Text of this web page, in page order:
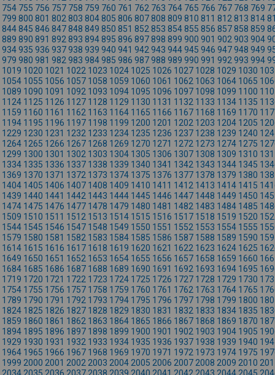
754 755 756 757 758 759 760 761 762 763 764 765 766 767 768 769
799 800 801 802 803 804805 806 807808 809 810 811 812 813 814
844845 846 847848 849 850 851 852 853 854855 856 857858 859
889 890 891 892 893 894895 896 897898 899 900 901 902 903 904
934935 936 937938 939 940 941 942 943 944945 946 947948 949
979 980 981 982 983 984985 986 987988 989 990 991 992 993 994
1019 1020 1021 1022 1023 1024 1025 1026 1027 1028 1029 1030
1054 1055 1056 1057 1058 1059 1060 1061 1062 1063 1064 1065
1089 1090 1091 1092 1093 1094 1095 1096 1097 1098 1099 1100
1124 1125 1126 1127 1128 1129 1130 1131 1132 1133 1134 1135
1159 1160 1161 1162 1163 1164 1165 1166 1167 1168 1169 1170
1194 1195 1196 1197 1198 1199 1200 1201 1202 1203 1204 1205
1229 1230 1231 1232 1233 1234 1235 1236 1237 1238 1239 1240
1264 1265 1266 1267 1268 1269 1270 1271 1272 1273 1274 1275
1299 1300 1301 1302 1303 1304 1305 1306 1307 1308 1309 1310
1334 1335 1336 1337 1338 1339 1340 1341 1342 1343 1344 1345
1369 1370 1371 1372 1373 1374 1375 1376 1377 1378 1379 1380
1404 1405 1406 1407 1408 1409 1410 1411 1412 1413 1414 1415
1439 1440 1441 1442 1443 1444 1445 1446 1447 1448 1449 1450
1474 1475 1476 1477 1478 1479 1480 1481 1482 1483 1484 1485
1509 1510 1511 1512 1513 1514 1515 1516 1517 1518 1519 1520
1544 1545 1546 1547 1548 1549 1550 1551 1552 1553 1554 1555
1579 1580 1581 1582 1583 1584 1585 1586 1587 1588 1589 1590
1614 1615 1616 1617 1618 1619 1620 1621 1622 1623 1624 1625
1649 1650 1651 1652 1653 1654 1655 1656 1657 1658 1659 1660
1684 1685 1686 1687 1688 1689 1690 1691 1692 1693 1694 1695
1719 1720 1721 1722 1723 1724 1725 1726 1727 1728 1729 1730
1754 1755 1756 1757 1758 1759 1760 1761 1762 1763 1764 1765
1789 1790 1791 1792 1793 1794 1795 1796 1797 1798 1799 1800
1824 1825 1826 1827 1828 1829 1830 1831 1832 1833 1834 1835
1859 1860 1861 1862 1863 1864 1865 1866 1867 1868 1869 1870
1894 1895 1896 1897 1898 1899 1900 1901 1902 1903 1904 1905
1929 1930 1931 1932 1933 1934 1935 1936 1937 1938 1939 1940
1964 1965 1966 1967 1968 1969 1970 1971 1972 1973 1974 1975
1999 2000 2001 2002 2003 2004 2005 2006 2007 2008 2009 2010